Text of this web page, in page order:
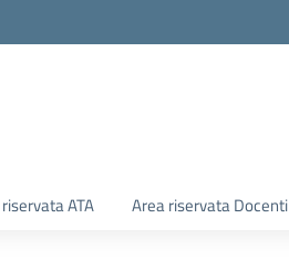
ATA Area riservata Docenti